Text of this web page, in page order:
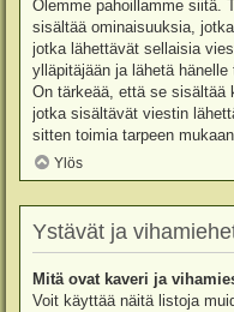
Olemme pahoillamme siitä.
sisältää ominaisuuksia,
jotka lähettävät sellaisia
ylläpitäjään ja lähetä
On tärkeää, että se sisältää
jotka sisältävät viestin
sitten toimia tarpeen mukaan.
Ylös
Ystävät ja
Mitä ovat kaveri ja
Voit käyttää näitä listoja